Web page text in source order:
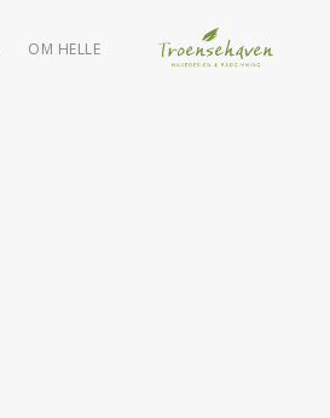
OM HELLE